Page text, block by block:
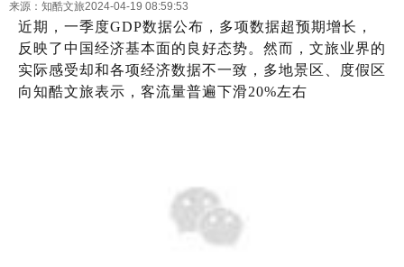
来源：知酷文旅2024-04-19 08:59:53
近期，一季度GDP数据公布，多项数据超预期增长，
反映了中国经济基本面的良好态势。然而，文旅业界的
实际感受却和各项经济数据不一致，多地景区、度假区
向知酷文旅表示，客流量普遍下滑20%左右